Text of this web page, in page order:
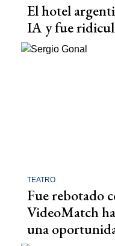
El hotel
IA y fue
TEATRO
Fue rebotado
VideoMatch
una